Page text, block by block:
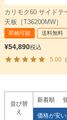
カリモク60 サイドテ
天板［T36200MW］
即納可能 送料無料
¥54,890税込
5.00
並び替
え
新着順
価格が安